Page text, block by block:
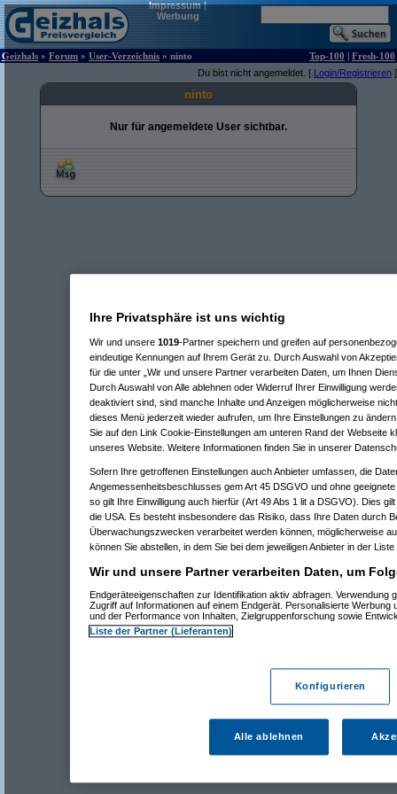
Impressum|
Werbung
Geizhals » Forum » User-Verzeichnis » ninto Top-100 | Fresh-100
Du bist nicht angemeldet. [ Login/Registrieren ]
ninto
Nur für angemeldete User sichtbar.
Ihre Privatsphäre ist uns wichtig
Wir und unsere 1019-Partner speichern und greifen auf
eindeutige Kennungen auf Ihrem Gerät zu. Durch Auswahl von
für die unter „Wir und unsere Partner verarbeiten Daten, um Ihnen
Durch Auswahl von Alle ablehnen oder Widerruf Ihrer Einwilligung
deaktiviert sind, sind manche Inhalte und Anzeigen möglicherweise
dieses Menü jederzeit wieder aufrufen, um Ihre Einstellungen zu
Sie auf den Link Cookie-Einstellungen am unteren Rand der Webseite
unseres Website. Weitere Informationen finden Sie in unserer
Sofern Ihre getroffenen Einstellungen auch Anbieter umfassen, die
Angemessenheitsbeschlusses gem Art 45 DSGVO und ohne
so gilt Ihre Einwilligung auch hierfür (Art 49 Abs 1 lit a DSGVO). Dies
die USA. Es besteht insbesondere das Risiko, dass Ihre Daten durch
Überwachungszwecken verarbeitet werden können, möglicherweise
können Sie abstellen, in dem Sie bei dem jeweiligen Anbieter in der
Wir und unsere Partner verarbeiten Daten, um
Endgeräteeigenschaften zur Identifikation aktiv abfragen. Verwendung
Zugriff auf Informationen auf einem Endgerät. Personalisierte Werbung
und der Performance von Inhalten, Zielgruppenforschung sowie
Liste der Partner (Lieferanten)
Konfigurieren
Alle ablehnen